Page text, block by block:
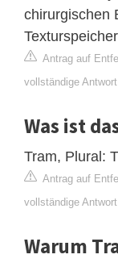
chirurgischen
Antrag auf
vollständige
Was ist
Tram, Plural:
Antrag auf
vollständige
Warum